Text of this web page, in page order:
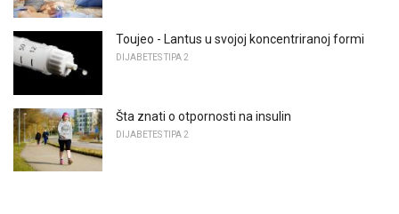
Toujeo - Lantus u svojoj koncentriranoj formi
DIJABETES TIPA 2
Šta znati o otpornosti na insulin
DIJABETES TIPA 2